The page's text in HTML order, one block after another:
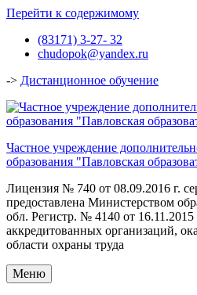
Перейти к содержимому
(83171) 3-27- 32
chudopok@yandex.ru
-> Дистанционное обучение
Частное учреждение
образования "Павловская
Лицензия № 740 от 08.09.2016 г.
предоставлена Министерством
обл. Регистр. № 4140 от 16.11.2015
аккредитованных организаций,
области охраны труда
Меню